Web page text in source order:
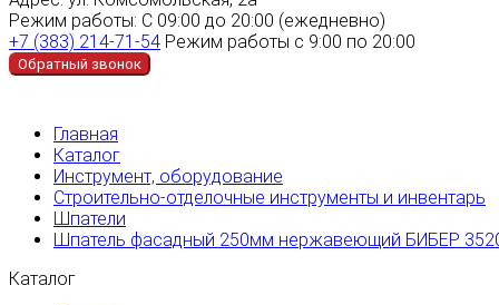
Режим работы: С 09:00 до 20:00 (ежедневно)
+7 (383) 214-71-54 Режим работы с 9:00 по 20:00
Обратный звонок
Главная
Каталог
Инструмент, оборудование
Строительно-отделочные инструменты и инвентарь
Шпатели
Шпатель фасадный 250мм нержавеющий БИБЕР
Каталог